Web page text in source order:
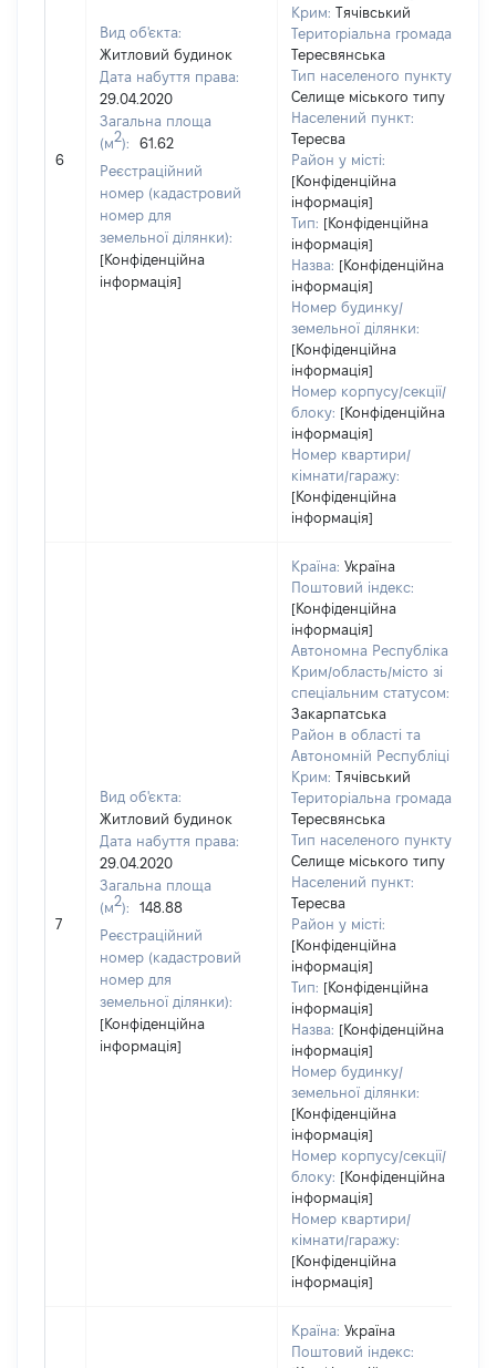
6
Вид об'єкта:
Житловий будинок
Дата набуття права:
29.04.2020
Загальна площа
(м2):
61.62
Реєстраційний
номер (кадастровий
номер для
земельної ділянки):
[Конфіденційна
інформація]
Крим: Тячівський
Територіальна громада:
Тересвянська
Тип населеного пункту:
Селище міського типу
Населений пункт:
Тересва
Район у місті:
[Конфіденційна
інформація]
Тип: [Конфіденційна
інформація]
Назва: [Конфіденційна
інформація]
Номер будинку/
земельної ділянки:
[Конфіденційна
інформація]
Номер корпусу/секції/
блоку: [Конфіденційна
інформація]
Номер квартири/
кімнати/гаражу:
[Конфіденційна
інформація]
7
Вид об'єкта:
Житловий будинок
Дата набуття права:
29.04.2020
Загальна площа
(м2):
148.88
Реєстраційний
номер (кадастровий
номер для
земельної ділянки):
[Конфіденційна
інформація]
Країна: Україна
Поштовий індекс:
[Конфіденційна
інформація]
Автономна Республіка
Крим/область/місто зі
спеціальним статусом:
Закарпатська
Район в області та
Автономній Республіці
Крим: Тячівський
Територіальна громада:
Тересвянська
Тип населеного пункту:
Селище міського типу
Населений пункт:
Тересва
Район у місті:
[Конфіденційна
інформація]
Тип: [Конфіденційна
інформація]
Назва: [Конфіденційна
інформація]
Номер будинку/
земельної ділянки:
[Конфіденційна
інформація]
Номер корпусу/секції/
блоку: [Конфіденційна
інформація]
Номер квартири/
кімнати/гаражу:
[Конфіденційна
інформація]
Країна: Україна
Поштовий індекс: